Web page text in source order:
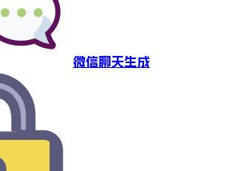
微信聊天生成